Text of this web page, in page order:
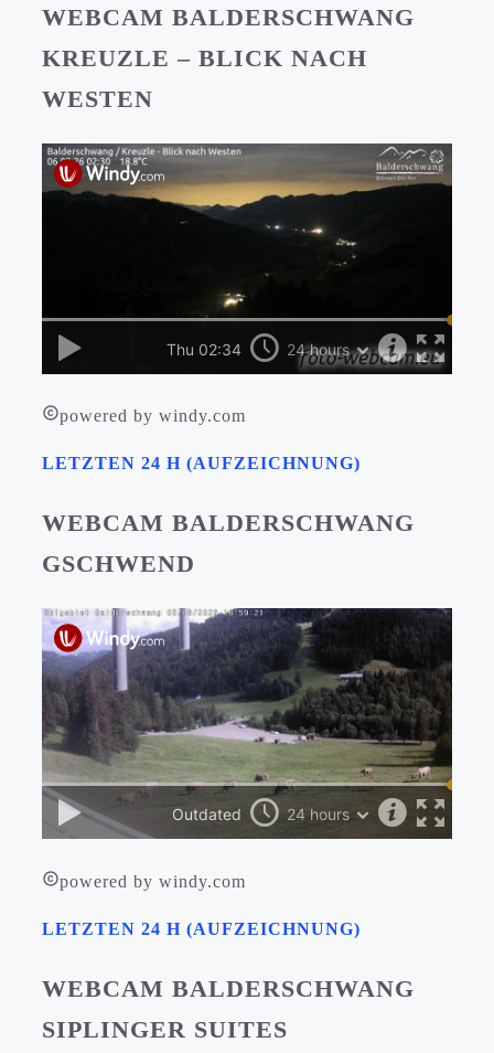
WEBCAM BALDERSCHWANG
KREUZLE – BLICK NACH
WESTEN
powered by windy.com
LETZTEN 24 H (AUFZEICHNUNG)
WEBCAM BALDERSCHWANG
GSCHWEND
powered by windy.com
LETZTEN 24 H (AUFZEICHNUNG)
WEBCAM BALDERSCHWANG
SIPLINGER SUITES